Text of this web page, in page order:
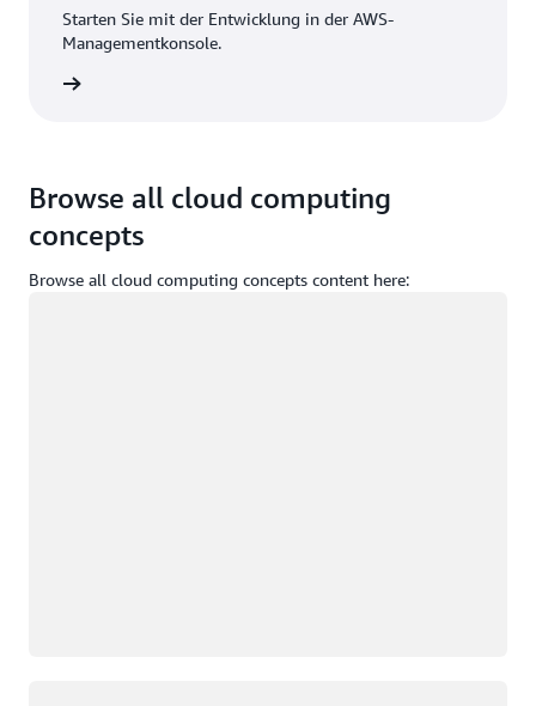
Starten Sie mit der Entwicklung in der AWS-
Managementkonsole.
Browse all cloud computing
concepts
Browse all cloud computing concepts content here: